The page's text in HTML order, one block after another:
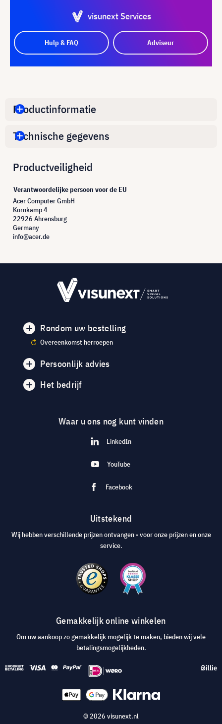
visunext Services
Hulp & FAQ Adviseur
Productinformatie
Technische gegevens
Productveiligheid
Verantwoordelijke persoon voor de EU
Acer Computer GmbH
Kornkamp 4
22926 Ahrensburg
Germany
info@acer.de
Rondom uw bestelling
Overeenkomst herroepen
Persoonlijk advies
Het bedrijf
Waar u ons nog kunt vinden
LinkedIn
YouTube
Facebook
Uitstekend
Wij hebben verschillende prijzen ontvangen - voor onze prijzen en onze
service.
Gemakkelijk online winkelen
Om uw aankoop zo gemakkelijk mogelijk te maken, bieden wij vele
betalingsmogelijkheden.
© 2026 visunext.nl